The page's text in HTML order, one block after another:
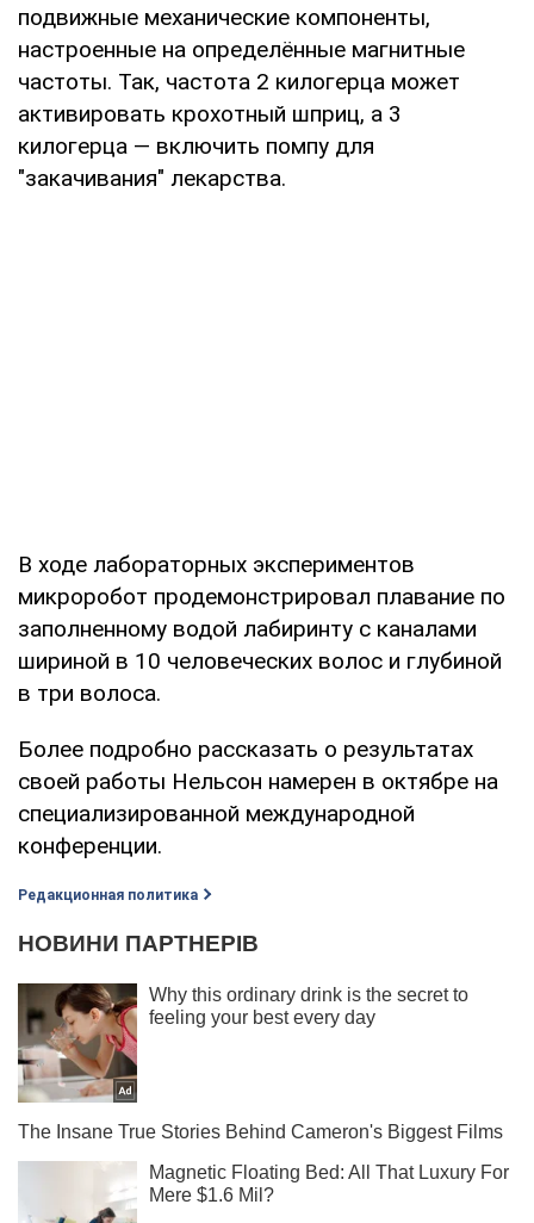
подвижные механические компоненты,
настроенные на определённые магнитные
частоты. Так, частота 2 килогерца может
активировать крохотный шприц, а 3
килогерца — включить помпу для
"закачивания" лекарства.
В ходе лабораторных экспериментов
микроробот продемонстрировал плавание по
заполненному водой лабиринту с каналами
шириной в 10 человеческих волос и глубиной
в три волоса.
Более подробно рассказать о результатах
своей работы Нельсон намерен в октябре на
специализированной международной
конференции.
Редакционная политика